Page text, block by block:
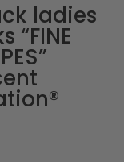
ladies
“FINE